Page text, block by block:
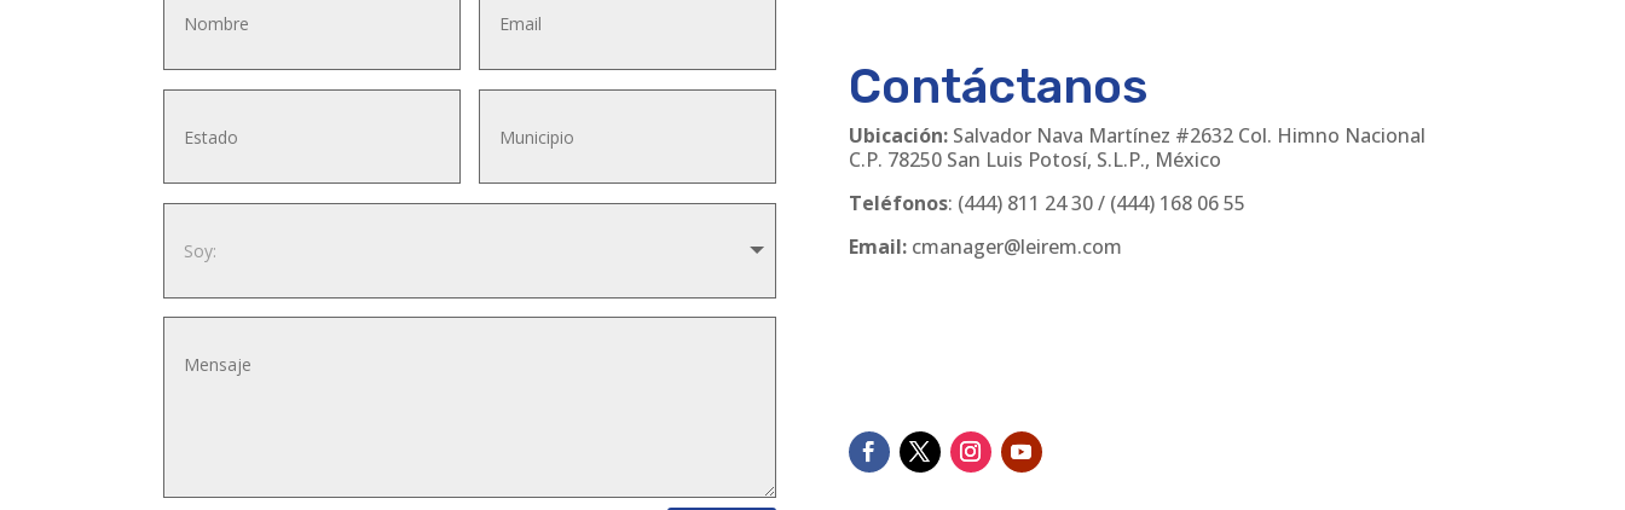
Contáctanos
Ubicación:Salvador Nava Martínez #2632 Col. Himno Nacional
C.P. 78250 San Luis Potosí, S.L.P., México
Teléfonos: (444) 811 24 30/ (444) 168 06 55
Email: cmanager@leirem.com